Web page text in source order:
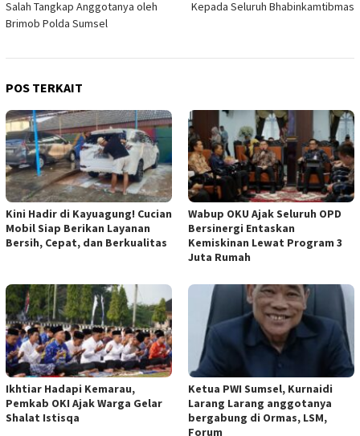
Salah Tangkap Anggotanya oleh
Brimob Polda Sumsel
Kepada Seluruh Bhabinkamtibmas
POS TERKAIT
Kini Hadir di Kayuagung! Cucian
Mobil Siap Berikan Layanan
Bersih, Cepat, dan Berkualitas
Wabup OKU Ajak Seluruh OPD
Bersinergi Entaskan
Kemiskinan Lewat Program 3
Juta Rumah
Ikhtiar Hadapi Kemarau,
Pemkab OKI Ajak Warga Gelar
Shalat Istisqa
Ketua PWI Sumsel, Kurnaidi
Larang Larang anggotanya
bergabung di Ormas, LSM,
Forum